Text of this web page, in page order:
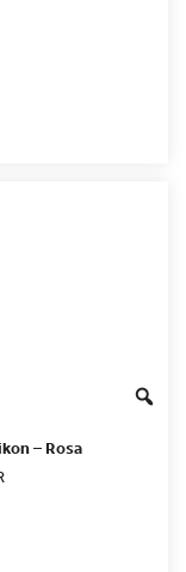
– Rosa